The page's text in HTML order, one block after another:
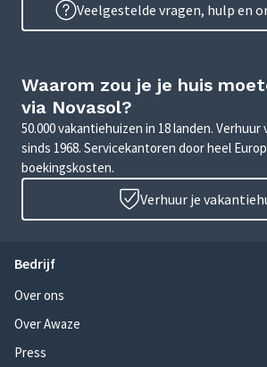
Veelgestelde vragen, hulp en
Waarom zou je je huis
via Novasol?
50.000 vakantiehuizen in 18 landen.
sinds 1968. Servicekantoren door heel
boekingskosten.
Verhuur je
Bedrijf
Over ons
Over Awaze
Press